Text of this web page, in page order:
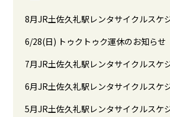
8月JR土佐久礼駅レンタサイクルスケ
6/28(日) トゥクトゥク運休のお知らせ
7月JR土佐久礼駅レンタサイクルスケ
6月JR土佐久礼駅レンタサイクルスケ
5月JR土佐久礼駅レンタサイクルスケ